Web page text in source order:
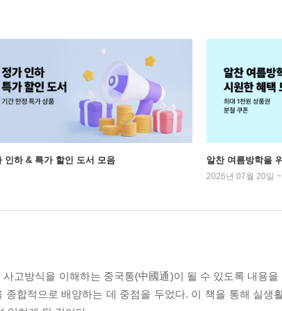
인하 & 특가 할인 도서 모음 알찬 여름방학을
2026년 07월 20일
고방식을 이해하는 중국통(中國通)이 될 수 있도록 내용을
합적으로 배양하는 데 중점을 두었다. 이 책을 통해 실생